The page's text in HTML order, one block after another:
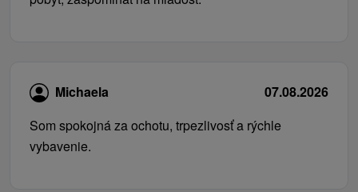
Michaela
07.08.2026
Som spokojná za ochotu, trpezlivosť a rýchle
vybavenie.